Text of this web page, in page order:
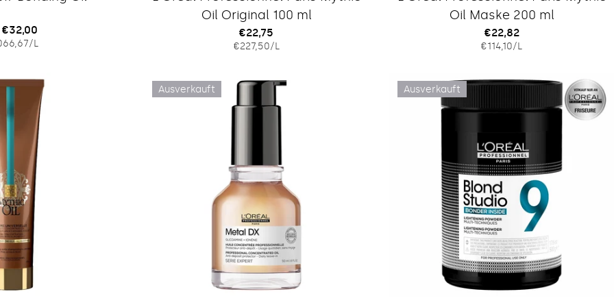
EINZELPREIS
/PRO
L
Oil Original 100 ml
Regulärer
Preis
€22,75
EINZELPREIS
€227,50/PRO
L
Oil Maske 200 ml
Regulärer
Preis
€22,82
EINZELPREIS
€114,10/PRO
L
Ausverkauft Ausverkauft